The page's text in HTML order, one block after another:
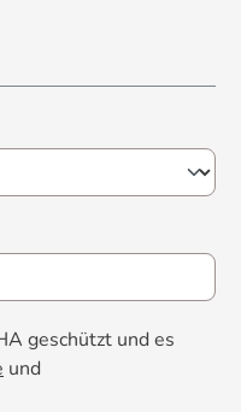
geschützt und es
und